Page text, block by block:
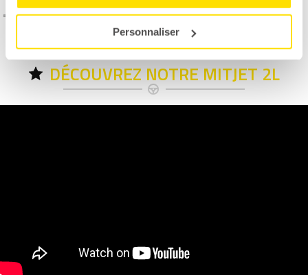
Personnaliser
C'est quoi l'assurance dégâts matériel ?
DÉCOUVREZ NOTRE MITJET 2L